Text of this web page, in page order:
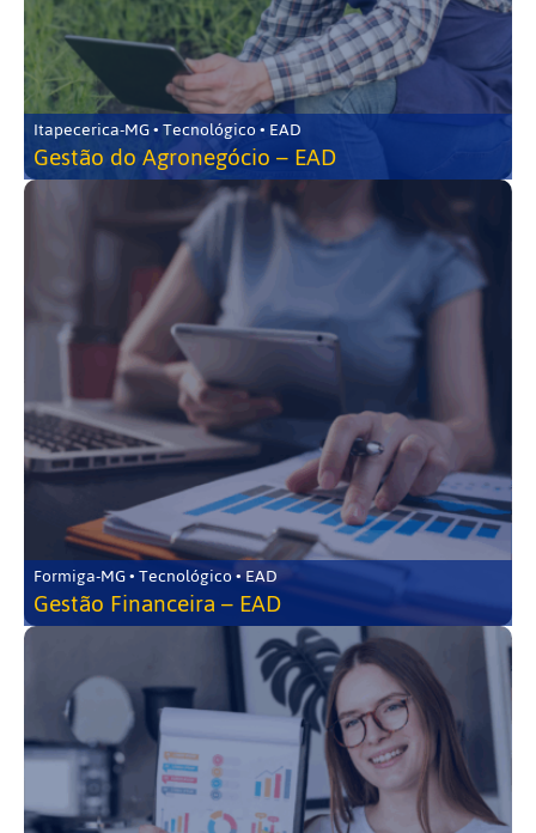
Itapecerica-MG • Tecnológico • EAD
Gestão do Agronegócio – EAD
Formiga-MG • Tecnológico • EAD
Gestão Financeira – EAD